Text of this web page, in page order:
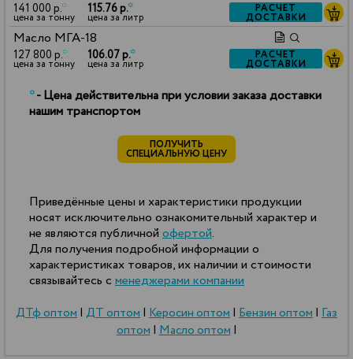
141 000 р.*
цена за тонну
115.76 р.*
цена за литр
РАСЧЕТ
ДОСТАВКИ
Масло МГА-18
127 800 р.*
цена за тонну
106.07 р.*
цена за литр
РАСЧЕТ
ДОСТАВКИ
*- Цена действительна при условии заказа доставки
нашим транспортом
ПОЛУЧИТЬ
СПЕЦИАЛЬНУЮ ЦЕНУ
Приведённые цены и характеристики продукции
носят исключительно ознакомительный характер и
не являются публичной офертой.
Для получения подробной информации о
характеристиках товаров, их наличии и стоимости
связывайтесь с менеджерами компании
ДТф оптом| ДТ оптом| Керосин оптом| Бензин оптом| Газ
оптом|Масло оптом|